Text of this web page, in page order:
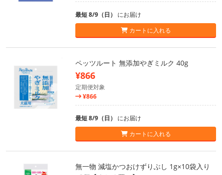
最短 8/9（日） にお届け
カートに入れる
ペッツルート 無添加やぎミルク 40g
¥866
定期便対象
¥866
最短 8/9（日） にお届け
カートに入れる
無一物 減塩かつおけずりぶし 1g×10袋入り